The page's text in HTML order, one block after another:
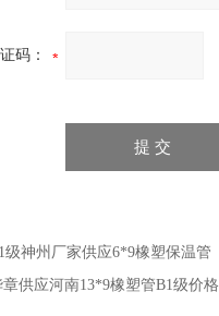
码：
级神州厂家供应6*9橡塑保温管
章供应河南13*9橡塑管B1级价格